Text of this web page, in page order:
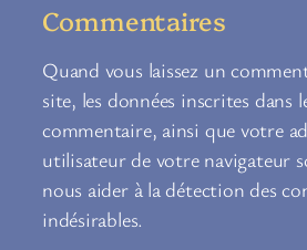
Commentaires
Quand vous laissez un
site, les données inscrites dans
commentaire, ainsi que votre
utilisateur de votre navigateur
nous aider à la détection des
indésirables.